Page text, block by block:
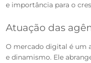
e importância para o
Atuação das
O mercado digital é um
e dinamismo. Ele